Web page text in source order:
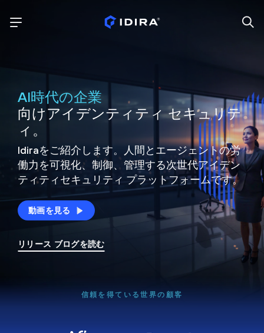
AI時代の企業
向けアイデンティティ セキュリテ
ィ。
Idiraをご紹介します。人間とエージェントの労
働力を可視化、制御、 管理する次世代アイデン
ティティセキュリティ プラットフォームです。
動画を見る
リリース ブログを読む
信頼を得ている世界の顧客